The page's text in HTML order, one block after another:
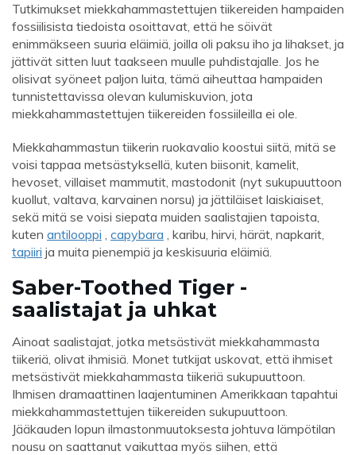
Tutkimukset miekkahammastettujen tiikereiden hampaiden
fossiilisista tiedoista osoittavat, että he söivät
enimmäkseen suuria eläimiä, joilla oli paksu iho ja lihakset, ja
jättivät sitten luut taakseen muulle puhdistajalle. Jos he
olisivat syöneet paljon luita, tämä aiheuttaa hampaiden
tunnistettavissa olevan kulumiskuvion, jota
miekkahammastettujen tiikereiden fossiileilla ei ole.
Miekkahammastun tiikerin ruokavalio koostui siitä, mitä se
voisi tappaa metsästyksellä, kuten biisonit, kamelit,
hevoset, villaiset mammutit, mastodonit (nyt sukupuuttoon
kuollut, valtava, karvainen norsu) ja jättiläiset laiskiaiset,
sekä mitä se voisi siepata muiden saalistajien tapoista,
kuten antilooppi , capybara , karibu, hirvi, härät, napkarit,
tapiiri ja muita pienempiä ja keskisuuria eläimiä.
Saber-Toothed Tiger -
saalistajat ja uhkat
Ainoat saalistajat, jotka metsästivät miekkahammasta
tiikeriä, olivat ihmisiä. Monet tutkijat uskovat, että ihmiset
metsästivät miekkahammasta tiikeriä sukupuuttoon.
Ihmisen dramaattinen laajentuminen Amerikkaan tapahtui
miekkahammastettujen tiikereiden sukupuuttoon.
Jääkauden lopun ilmastonmuutoksesta johtuva lämpötilan
nousu on saattanut vaikuttaa myös siihen, että